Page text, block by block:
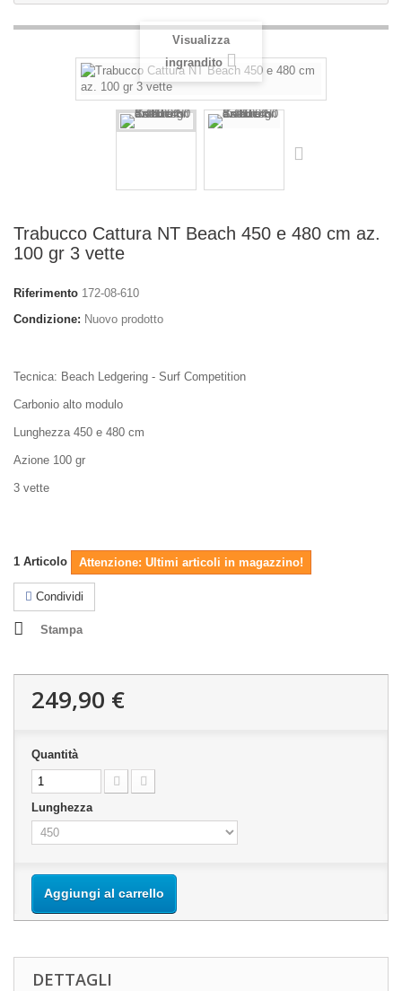
Visualizza
ingrandito
Trabucco Cattura NT Beach 450 e 480 cm az.
100 gr 3 vette
Riferimento 172-08-610
Condizione: Nuovo prodotto
Tecnica: Beach Ledgering - Surf Competition
Carbonio alto modulo
Lunghezza 450 e 480 cm
Azione 100 gr
3 vette
1 Articolo Attenzione: Ultimi articoli in magazzino!
Condividi
Stampa
249,90 €
Quantità
Lunghezza
Aggiungi al carrello
DETTAGLI